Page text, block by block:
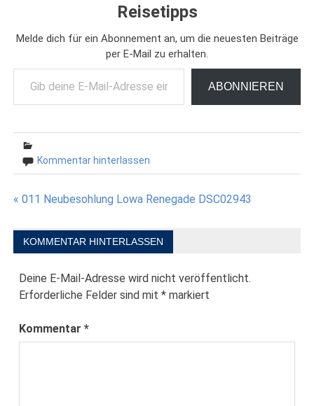
Reisetipps
Melde dich für ein Abonnement an, um die neuesten Beiträge
per E-Mail zu erhalten.
Gib deine E-Mail-Adresse ein ...
ABONNIEREN
Kommentar hinterlassen
Beitragsnavigation
« 011 Neubesohlung Lowa Renegade DSC02943
KOMMENTAR HINTERLASSEN
Deine E-Mail-Adresse wird nicht veröffentlicht.
Erforderliche Felder sind mit* markiert
Kommentar*